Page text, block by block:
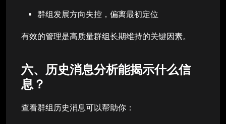
群组发展方向失控，偏离最初定位
有效的管理是高质量群组长期维持的关键因素。
六、历史消息分析能揭示什么信
息？
查看群组历史消息可以帮助你：